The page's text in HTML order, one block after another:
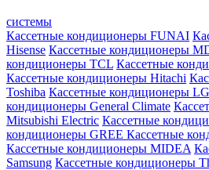
системы
Кассетные кондиционеры FUNAI
Hisense Кассетные кондиционеры
кондиционеры TCL Кассетные
Кассетные кондиционеры Hitachi
Toshiba Кассетные кондиционеры LG
кондиционеры General Climate
Mitsubishi Electric Кассетные
кондиционеры GREE Кассетные
Кассетные кондиционеры MIDEA
Samsung Кассетные кондиционеры